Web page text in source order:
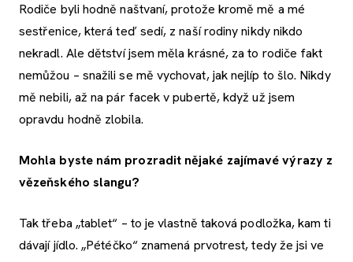
Rodiče byli hodně naštvaní, protože kromě mě a mé
sestřenice, která teď sedí, z naší rodiny nikdy nikdo
nekradl. Ale dětství jsem měla krásné, za to rodiče fakt
nemůžou – snažili se mě vychovat, jak nejlíp to šlo. Nikdy
mě nebili, až na pár facek v pubertě, když už jsem
opravdu hodně zlobila.
Mohla byste nám prozradit nějaké zajímavé výrazy z
vězeňského slangu?
Tak třeba „tablet“ – to je vlastně taková podložka, kam ti
dávají jídlo. „Pétéčko“ znamená prvotrest, tedy že jsi ve